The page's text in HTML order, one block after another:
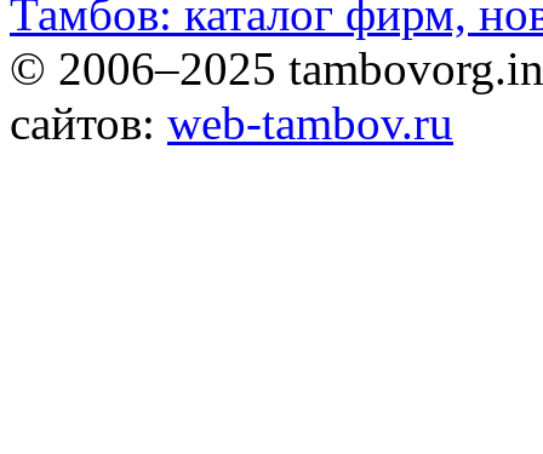
Тамбов: каталог фирм,
© 2006–2025
сайтов: web-tambov.ru